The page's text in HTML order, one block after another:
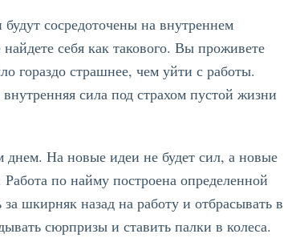
сосредоточены на внутреннем
себя как такового. Вы проживете
гораздо страшнее, чем уйти с работы.
сила под страхом пустой жизни
днем. На новые идеи не будет сил, а новые
по найму построена определенной
шкирняк назад на работу и отбрасывать в
сюрпризы и ставить палки в колеса.